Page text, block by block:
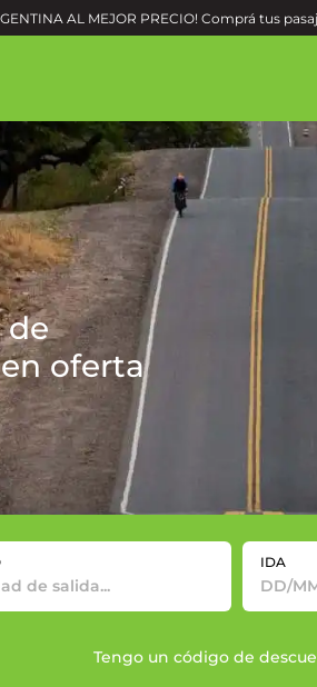
AL MEJOR PRECIO! Comprá tus
de
oferta
IDA
Tengo un código de